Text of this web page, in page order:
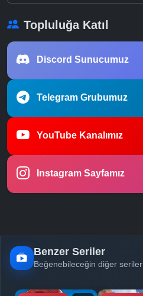
Topluluğa Katıl
Discord Sunucumuz
Telegram Grubumuz
YouTube Kanalımız
Instagram Sayfamız
Benzer Seriler
Beğenebileceğin diğer seriler